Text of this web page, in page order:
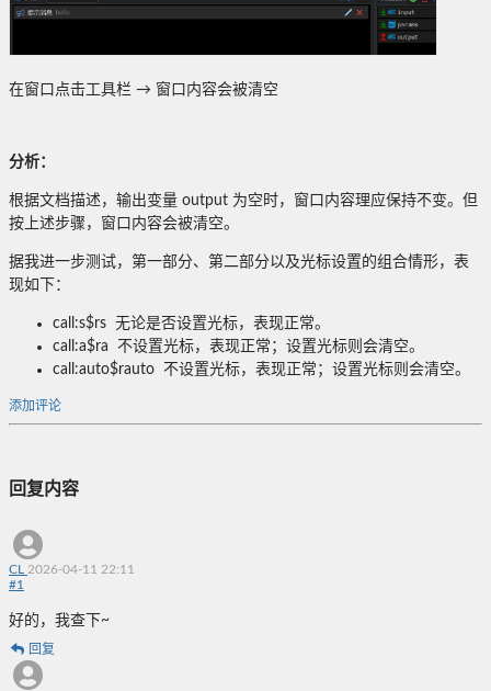
在窗口点击工具栏 → 窗口内容会被清空
分析：
根据文档描述，输出变量 output 为空时，窗口内容理应保持不变。但
按上述步骤，窗口内容会被清空。
据我进一步测试，第一部分、第二部分以及光标设置的组合情形，表
现如下：
call:s$rs 无论是否设置光标，表现正常。
call:a$ra 不设置光标，表现正常；设置光标则会清空。
call:auto$rauto 不设置光标，表现正常；设置光标则会清空。
添加评论
回复内容
CL 2026-04-11 22:11
#1
好的，我查下~
回复